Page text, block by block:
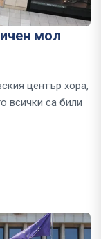
мол
център хора,
всички са били